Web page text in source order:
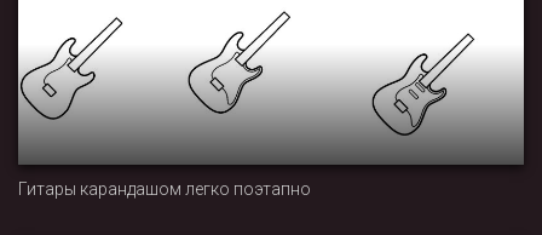
Гитары карандашом легко поэтапно